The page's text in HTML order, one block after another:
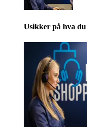
Usikker på hva